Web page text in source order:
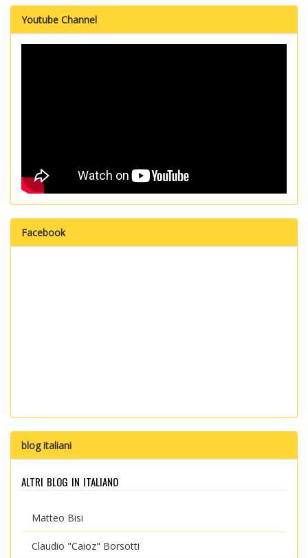
Youtube Channel
Facebook
blog italiani
altri blog in italiano
Matteo Bisi
Claudio "Caioz" Borsotti